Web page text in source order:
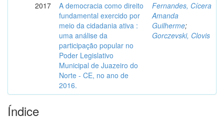
2017
A democracia como direito
fundamental exercido por
meio da cidadania ativa :
uma análise da
participação popular no
Poder Legislativo
Municipal de Juazeiro do
Norte - CE, no ano de
2016.
Fernandes, Cícera
Amanda
Guilherme;
Gorczevski, Clovis
Índice